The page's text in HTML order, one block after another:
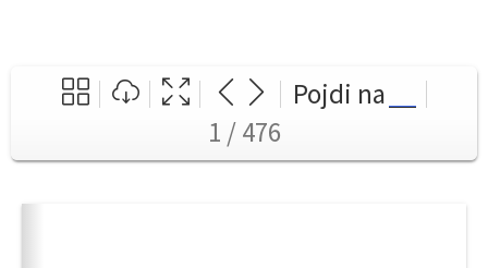
Pojdi na
1 / 476